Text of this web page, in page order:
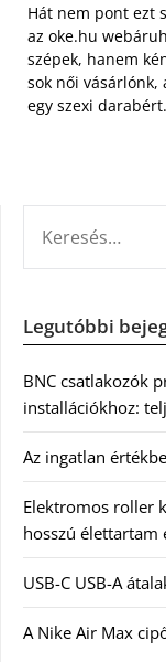
Hát nem pont ezt
az oke.hu
szépek, hanem
sok női vásárlónk,
egy szexi darabért.
Legutóbbi
BNC csatlakozók
installációkhoz:
Az ingatlan
Elektromos roller
hosszú élettartam
USB-C USB-A
A Nike Air Max